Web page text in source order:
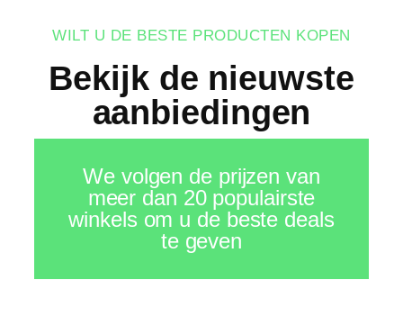
WILT U DE BESTE PRODUCTEN KOPEN
Bekijk de nieuwste
aanbiedingen
We volgen de prijzen van
meer dan 20 populairste
winkels om u de beste deals
te geven